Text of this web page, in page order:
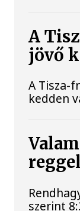
A
jövő
A Tisza-
kedden
reggel
szerint